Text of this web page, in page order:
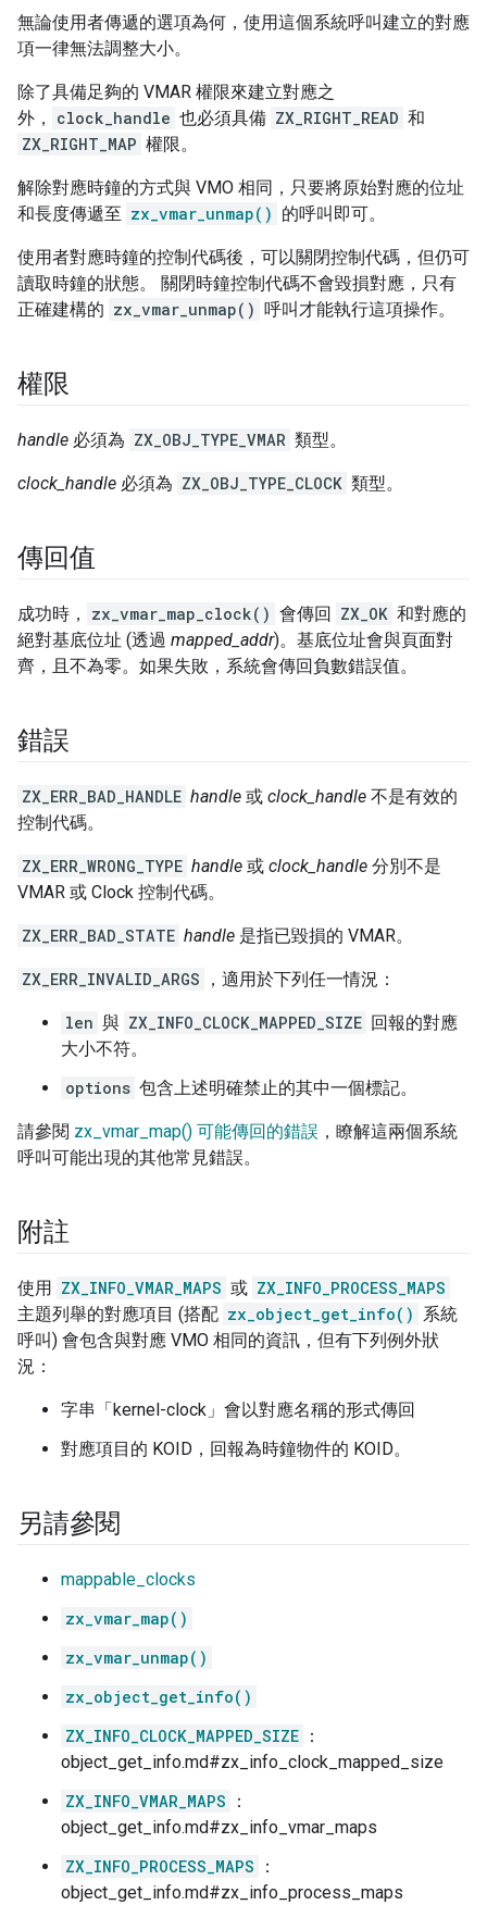
無論使用者傳遞的選項為何，使用這個系統呼叫建立的對應
項一律無法調整大小。
除了具備足夠的 VMAR 權限來建立對應之
外，
clock_handle 也必須具備 ZX_RIGHT_READ 和
ZX_RIGHT_MAP 權限。
解除對應時鐘的方式與 VMO 相同，只要將原始對應的位址
和長度傳遞至 zx_vmar_unmap() 的呼叫即可。
使用者對應時鐘的控制代碼後，可以關閉控制代碼，但仍可
讀取時鐘的狀態。 關閉時鐘控制代碼不會毀損對應，只有
正確建構的 zx_vmar_unmap() 呼叫才能執行這項操作。
權限
handle 必須為 ZX_OBJ_TYPE_VMAR 類型。
clock_handle 必須為 ZX_OBJ_TYPE_CLOCK 類型。
傳回值
成功時， zx_vmar_map_clock() 會傳回 ZX_OK 和對應的
絕對基底位址 (透過 mapped_addr)。基底位址會與頁面對
齊，且不為零。如果失敗，系統會傳回負數錯誤值。
錯誤
ZX_ERR_BAD_HANDLE handle 或 clock_handle 不是有效的
控制代碼。
ZX_ERR_WRONG_TYPE handle 或 clock_handle 分別不是
VMAR 或 Clock 控制代碼。
ZX_ERR_BAD_STATE handle 是指已毀損的 VMAR。
ZX_ERR_INVALID_ARGS ，適用於下列任一情況：
len 與 ZX_INFO_CLOCK_MAPPED_SIZE 回報的對應
大小不符。
options 包含上述明確禁止的其中一個標記。
請參閱 zx_vmar_map() 可能傳回的錯誤 ，瞭解這兩個系統
呼叫可能出現的其他常見錯誤。
附註
使用 ZX_INFO_VMAR_MAPS 或 ZX_INFO_PROCESS_MAPS
主題列舉的對應項目 (搭配 zx_object_get_info() 系統
呼叫) 會包含與對應 VMO 相同的資訊，但有下列例外狀
況：
字串「kernel-clock」會以對應名稱的形式傳回
對應項目的 KOID，回報為時鐘物件的 KOID。
另請參閱
mappable_clocks
zx_vmar_map()
zx_vmar_unmap()
zx_object_get_info()
ZX_INFO_CLOCK_MAPPED_SIZE ：
object_get_info.md#zx_info_clock_mapped_size
ZX_INFO_VMAR_MAPS
：
object_get_info.md#zx_info_vmar_maps
ZX_INFO_PROCESS_MAPS
：
object_get_info.md#zx_info_process_maps